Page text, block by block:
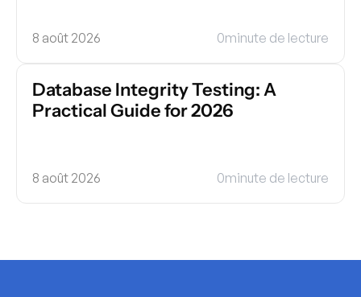
8 août 2026 0minute de lecture
Database Integrity Testing: A
Practical Guide for 2026
8 août 2026 0minute de lecture